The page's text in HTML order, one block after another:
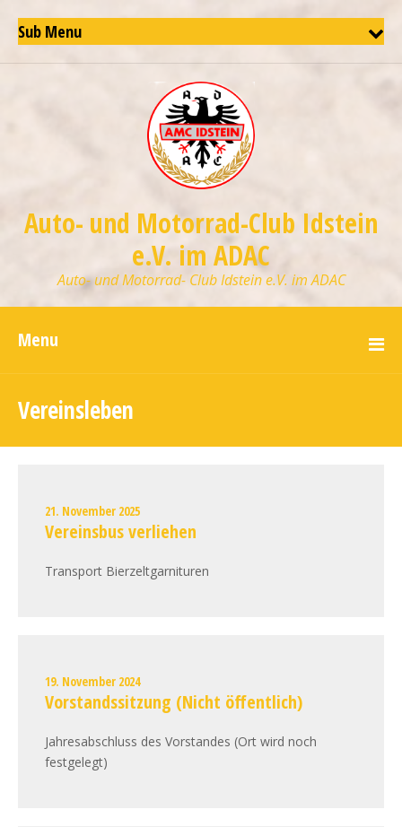
Sub Menu
Auto- und Motorrad-Club Idstein
e.V. im ADAC
Auto- und Motorrad- Club Idstein e.V. im ADAC
Menu
Vereinsleben
21. November 2025
Vereinsbus verliehen
Transport Bierzeltgarnituren
19. November 2024
Vorstandssitzung (Nicht öffentlich)
Jahresabschluss des Vorstandes (Ort wird noch
festgelegt)